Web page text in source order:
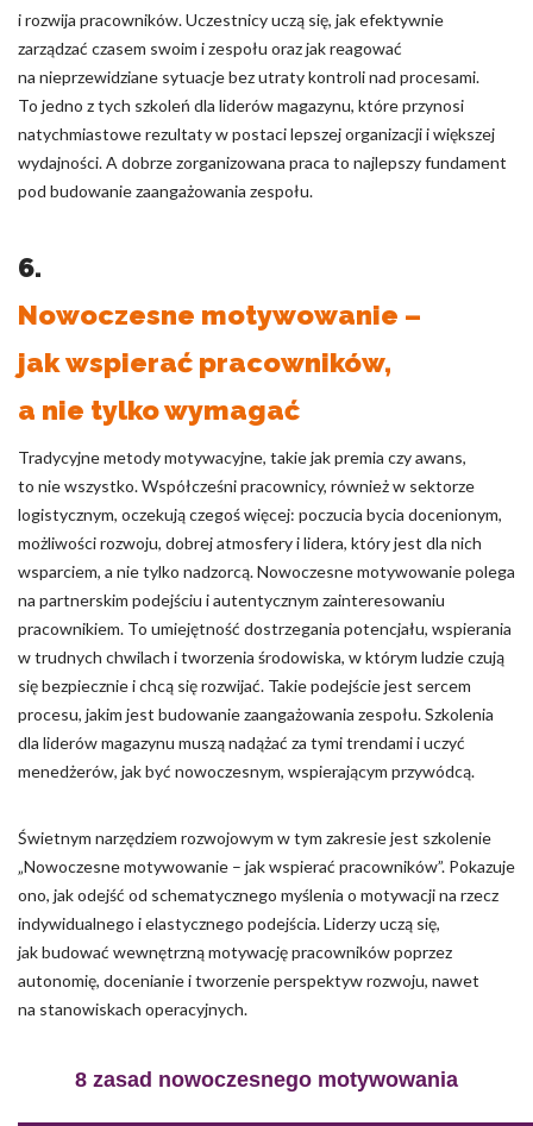
i rozwija pracowników. Uczestnicy uczą się, jak efektywnie
zarządzać czasem swoim i zespołu oraz jak reagować
na nieprzewidziane sytuacje bez utraty kontroli nad procesami.
To jedno z tych szkoleń dla liderów magazynu, które przynosi
natychmiastowe rezultaty w postaci lepszej organizacji i większej
wydajności. A dobrze zorganizowana praca to najlepszy fundament
pod budowanie zaangażowania zespołu.
6.
Nowoczesne motywowanie –
jak wspierać pracowników,
a nie tylko wymagać
Tradycyjne metody motywacyjne, takie jak premia czy awans,
to nie wszystko. Współcześni pracownicy, również w sektorze
logistycznym, oczekują czegoś więcej: poczucia bycia docenionym,
możliwości rozwoju, dobrej atmosfery i lidera, który jest dla nich
wsparciem, a nie tylko nadzorcą. Nowoczesne motywowanie polega
na partnerskim podejściu i autentycznym zainteresowaniu
pracownikiem. To umiejętność dostrzegania potencjału, wspierania
w trudnych chwilach i tworzenia środowiska, w którym ludzie czują
się bezpiecznie i chcą się rozwijać. Takie podejście jest sercem
procesu, jakim jest budowanie zaangażowania zespołu. Szkolenia
dla liderów magazynu muszą nadążać za tymi trendami i uczyć
menedżerów, jak być nowoczesnym, wspierającym przywódcą.
Świetnym narzędziem rozwojowym w tym zakresie jest szkolenie
„Nowoczesne motywowanie – jak wspierać pracowników”. Pokazuje
ono, jak odejść od schematycznego myślenia o motywacji na rzecz
indywidualnego i elastycznego podejścia. Liderzy uczą się,
jak budować wewnętrzną motywację pracowników poprzez
autonomię, docenianie i tworzenie perspektyw rozwoju, nawet
na stanowiskach operacyjnych.
8 zasad nowoczesnego motywowania